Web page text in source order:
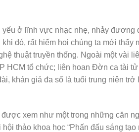
ở lĩnh vực nhạc nhẹ, nhảy đương
đó, rất hiếm hoi chúng ta mới thấy
thuật truyền thống. Ngoài một vài
HCM tổ chức; liên hoan Đờn ca tài
khán giả đa số là tuổi trung niên trở
xem như một trong những căn
thảo khoa học “Phấn đấu sáng tạo